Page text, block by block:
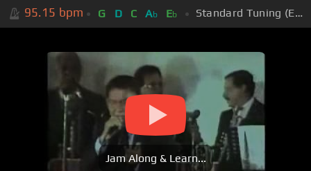
95.15 bpm G D C Ab Eb Standard Tuning (EADGBE)
Jam Along & Learn...